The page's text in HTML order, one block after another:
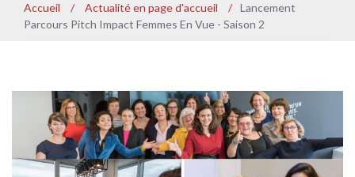
Accueil / Actualité en page d'accueil / Lancement
Parcours Pitch Impact Femmes En Vue - Saison 2